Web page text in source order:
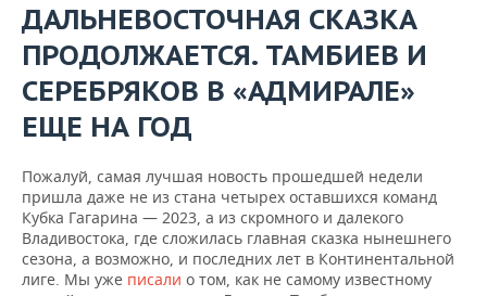
ВОЛЕЙБОЛ
КИБЕРСПОРТ
ВОДНЫЕ ВИДЫ СПОРТА
ХОККЕЙ С МЯЧОМ
ИСТОРИЯ
КУЛЬТУРА
ОБРАЗОВАНИЕ
ПРОИСШЕСТВИЯ
СПИСОК ПЕРСОН
СПИСОК КОМПАНИЙ
ПОЛНАЯ ВЕРСИЯ
ДАЛЬНЕВОСТОЧНАЯ СКАЗКА
ПРОДОЛЖАЕТСЯ. ТАМБИЕВ И
СЕРЕБРЯКОВ В «АДМИРАЛЕ»
ЕЩЕ НА ГОД
Пожалуй, самая лучшая новость прошедшей недели
пришла даже не из стана четырех оставшихся команд
Кубка Гагарина — 2023, а из скромного и далекого
Владивостока, где сложилась главная сказка нынешнего
сезона, а возможно, и последних лет в Континентальной
лиге. Мы уже писали о том, как не самому известному